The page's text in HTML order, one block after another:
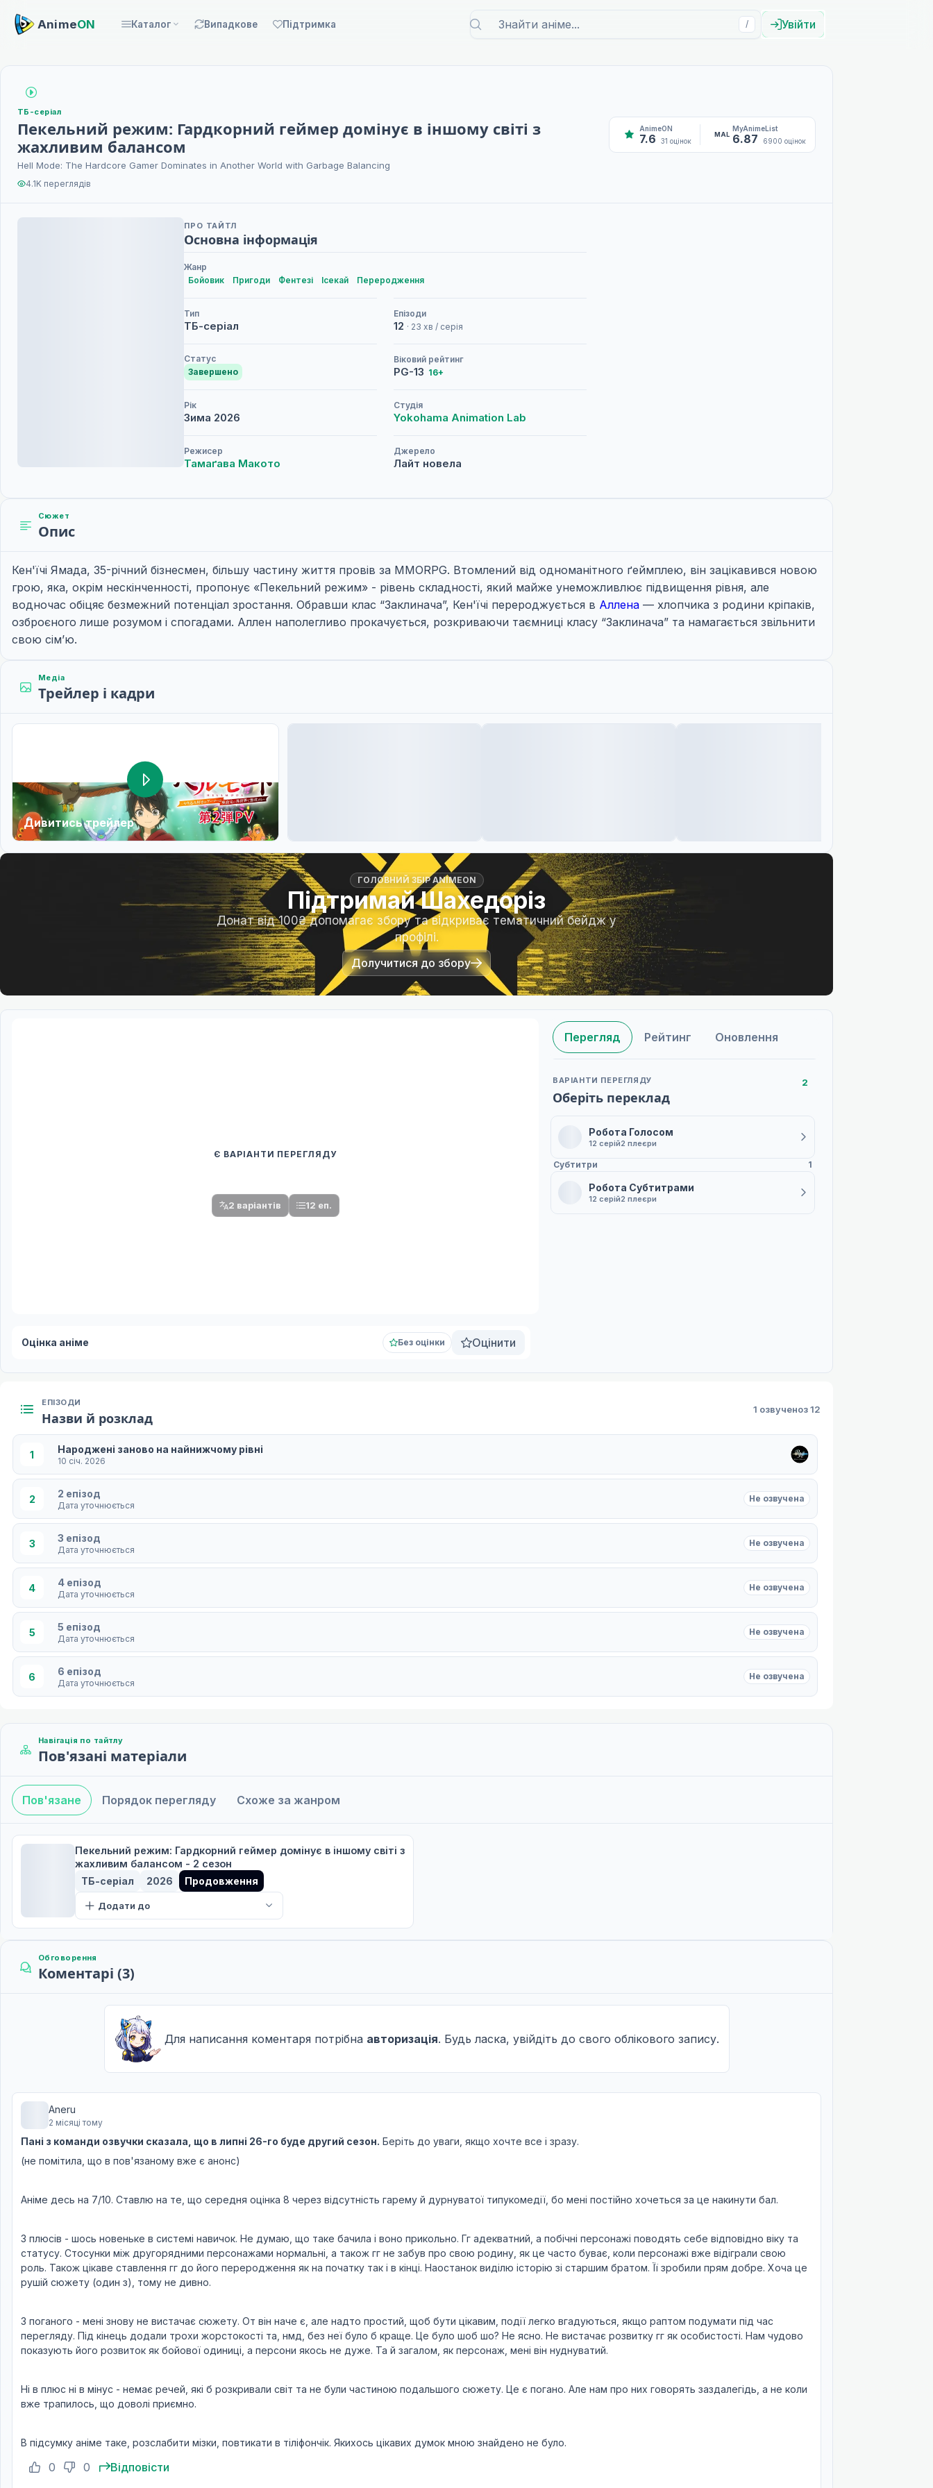
AnimeON Каталог Випадкове Підтримка / Увійти
ТБ-серіал
Пекельний режим: Гардкорний геймер домінує в іншому світі з
жахливим балансом
Hell Mode: The Hardcore Gamer Dominates in Another World with Garbage Balancing
4.1K переглядів
AnimeON
7.6 31 оцінок
MAL
MyAnimeList
6.87 6900 оцінок
ПРО ТАЙТЛ
Основна інформація
Жанр
Бойовик
Пригоди Фентезі Ісекай Переродження
Тип
ТБ-серіал
Епізоди
12 · 23 хв / серія
Статус
Завершено
Віковий рейтинг
PG-13 16+
Рік
Зима 2026
Студія
Yokohama Animation Lab
Режисер
Тамаґава Макото
Джерело
Лайт новела
Сюжет
Опис
Кен'їчі Ямада, 35-річний бізнесмен, більшу частину життя провів за MMORPG. Втомлений від одноманітного ґеймплею, він зацікавився новою
грою, яка, окрім нескінченності, пропонує «Пекельний режим» - рівень складності, який майже унеможливлює підвищення рівня, але
водночас обіцяє безмежний потенціал зростання. Обравши клас “Заклинача”, Кен'їчі перероджується в Аллена — хлопчика з родини кріпаків,
озброєного лише розумом і спогадами. Аллен наполегливо прокачується, розкриваючи таємниці класу “Заклинача” та намагається звільнити
свою сім’ю.
Медіа
Трейлер і кадри
Дивитись трейлер
ГОЛОВНИЙ ЗБІР ANIMEON
Підтримай Шахедоріз
Донат від 100₴ допомагає збору та відкриває тематичний бейдж у
профілі.
Долучитися до збору
Є ВАРІАНТИ ПЕРЕГЛЯДУ
2 варіантів 12 еп.
Оцінка аніме Без оцінки Оцінити
Перегляд Рейтинг Оновлення
ВАРІАНТИ ПЕРЕГЛЯДУ
Оберіть переклад
2
Робота Голосом
12 серій2 плеєри
Субтитри 1
Робота Субтитрами
12 серій2 плеєри
ЕПІЗОДИ
Назви й розклад
1 озвученоз 12
1 Народжені заново на найнижчому рівні
10 січ. 2026
2 2 епізод
Дата уточнюється
Не озвучена
3 3 епізод
Дата уточнюється
Не озвучена
4 4 епізод
Дата уточнюється
Не озвучена
5 5 епізод
Дата уточнюється
Не озвучена
6 6 епізод
Дата уточнюється
Не озвучена
8 епізод
9 епізод
Дата уточнюється
10 епізод
Дата уточнюється
11 епізод
Дата уточнюється
Навігація по тайтлу
Пов'язані матеріали
Пов'язане Порядок перегляду Схоже за жанром
Пекельний режим: Гардкорний геймер домінує в іншому світі з
жахливим балансом - 2 сезон
ТБ-серіал
2026 Продовження
Додати до
Обговорення
Коментарі (3)
Для написання коментаря потрібна авторизація. Будь ласка, увійдіть до свого облікового запису.
Aneru
2 місяці тому
Пані з команди озвучки сказала, що в липні 26-го буде другий сезон. Беріть до уваги, якщо хочте все і зразу.
(не помітила, що в пов'язаному вже є анонс)
Аніме десь на 7/10. Ставлю на те, що середня оцінка 8 через відсутність гарему й дурнуватої типукомедії, бо мені постійно хочеться за це накинути бал.
З плюсів - шось новеньке в системі навичок. Не думаю, що таке бачила і воно прикольно. Гг адекватний, а побічні персонажі поводять себе відповідно віку та
статусу. Стосунки між другорядними персонажами нормальні, а також гг не забув про свою родину, як це часто буває, коли персонажі вже відіграли свою
роль. Також цікаве ставлення гг до його переродження як на початку так і в кінці. Наостанок виділю історію зі старшим братом. Її зробили прям добре. Хоча це
рушій сюжету (один з), тому не дивно.
З поганого - мені знову не вистачає сюжету. От він наче є, але надто простий, щоб бути цікавим, події легко вгадуються, якщо раптом подумати під час
перегляду. Під кінець додали трохи жорстокості та, нмд, без неї було б краще. Це було шоб шо? Не ясно. Не вистачає розвитку гг як особистості. Нам чудово
показують його розвиток як бойової одиниці, а персони якось не дуже. Та й загалом, як персонаж, мені він нуднуватий.
Ні в плюс ні в мінус - немає речей, які б розкривали світ та не були частиною подальшого сюжету. Це є погано. Але нам про них говорять заздалегідь, а не коли
вже трапилось, що доволі приємно.
В підсумку аніме таке, розслабити мізки, повтикати в тіліфончік. Якихось цікавих думок мною знайдено не було.
0 0 Відповісти